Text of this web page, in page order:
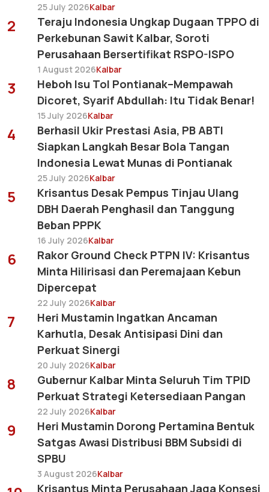
25 July 2026Kalbar
2
Teraju Indonesia Ungkap Dugaan TPPO di
Perkebunan Sawit Kalbar, Soroti
Perusahaan Bersertifikat RSPO-ISPO
1 August 2026Kalbar
3
Heboh Isu Tol Pontianak–Mempawah
Dicoret, Syarif Abdullah: Itu Tidak Benar!
15 July 2026Kalbar
4
Berhasil Ukir Prestasi Asia, PB ABTI
Siapkan Langkah Besar Bola Tangan
Indonesia Lewat Munas di Pontianak
25 July 2026Kalbar
5
Krisantus Desak Pempus Tinjau Ulang
DBH Daerah Penghasil dan Tanggung
Beban PPPK
16 July 2026Kalbar
6
Rakor Ground Check PTPN IV: Krisantus
Minta Hilirisasi dan Peremajaan Kebun
Dipercepat
22 July 2026Kalbar
7
Heri Mustamin Ingatkan Ancaman
Karhutla, Desak Antisipasi Dini dan
Perkuat Sinergi
20 July 2026Kalbar
8
Gubernur Kalbar Minta Seluruh Tim TPID
Perkuat Strategi Ketersediaan Pangan
22 July 2026Kalbar
9
Heri Mustamin Dorong Pertamina Bentuk
Satgas Awasi Distribusi BBM Subsidi di
SPBU
3 August 2026Kalbar
Krisantus Minta Perusahaan Jaga Konsesi